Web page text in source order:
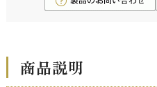
商品説明